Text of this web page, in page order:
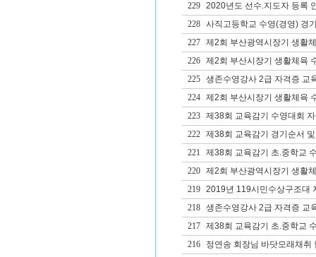
229
2020년도 선수.지도자 등록
228
사직고등학교 수영(경영) 경
227
제2회 부산광역시장기 생활
226
제2회 부산시장기 생활체육
225
생존수영강사 2급 자격증 교
224
제2회 부산시장기 생활체육
223
제38회 교육감기 수영대회
222
제38회 교육감기 경기순서
221
제38회 교육감기 초.중학교
220
제2회 부산광역시장기 생활
219
2019년 119시민수상구조대
218
생존수영강사 2급 자격증 교
217
제38회 교육감기 초.중학교
216
정연송 회장님 바닷모래채취